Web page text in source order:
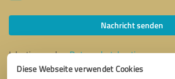
Diese Webseite verwendet Cookies
Nachricht senden
Ich stimme denDatenschutzbestimmungen